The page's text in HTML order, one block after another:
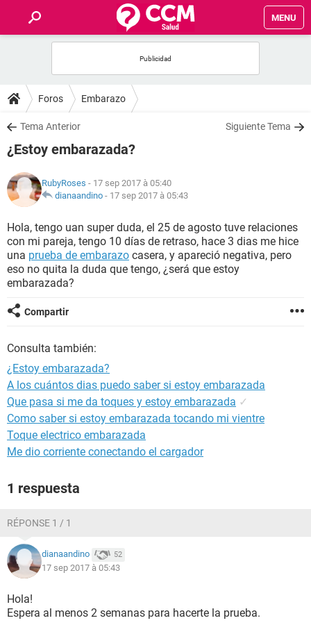
MENU
FORUMS
SALUD
FAMILIA
NUTRICIÓN
BIENESTAR
SEXUALIDAD
GLOSARIO
Foros Embarazo
Tema Anterior Siguiente Tema
¿Estoy embarazada?
RubyRoses - 17 sep 2017 à 05:40
dianaandino - 17 sep 2017 à 05:43
Hola, tengo uan super duda, el 25 de agosto tuve relaciones
con mi pareja, tengo 10 días de retraso, hace 3 dias me hice
una prueba de embarazo casera, y apareció negativa, pero
eso no quita la duda que tengo, ¿será que estoy
embarazada?
Compartir
Consulta también:
¿Estoy embarazada?
A los cuántos dias puedo saber si estoy embarazada
Que pasa si me da toques y estoy embarazada ✓
Como saber si estoy embarazada tocando mi vientre
Toque electrico embarazada
Me dio corriente conectando el cargador
1 respuesta
RÉPONSE 1 / 1
dianaandino 52
17 sep 2017 à 05:43
Hola!
Espera al menos 2 semanas para hacerte la prueba.